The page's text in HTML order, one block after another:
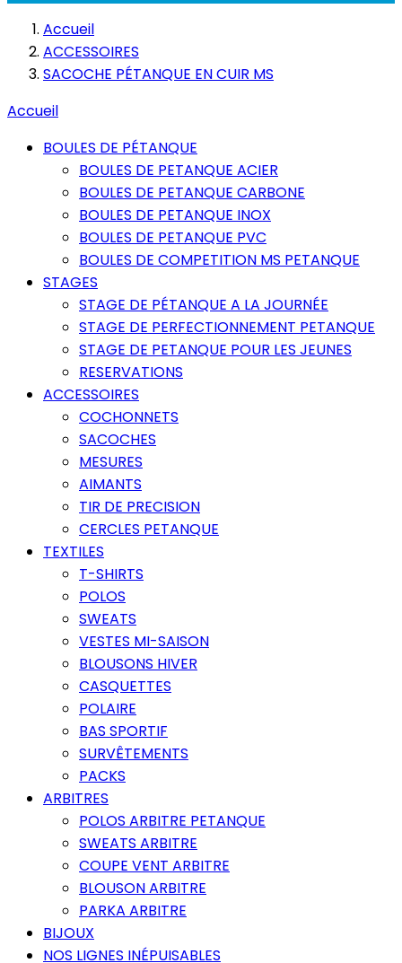
Accueil
ACCESSOIRES
SACOCHE PÉTANQUE EN CUIR MS
Accueil
BOULES DE PÉTANQUE
BOULES DE PETANQUE ACIER
BOULES DE PETANQUE CARBONE
BOULES DE PETANQUE INOX
BOULES DE PETANQUE PVC
BOULES DE COMPETITION MS PETANQUE
STAGES
STAGE DE PÉTANQUE A LA JOURNÉE
STAGE DE PERFECTIONNEMENT PETANQUE
STAGE DE PETANQUE POUR LES JEUNES
RESERVATIONS
ACCESSOIRES
COCHONNETS
SACOCHES
MESURES
AIMANTS
TIR DE PRECISION
CERCLES PETANQUE
TEXTILES
T-SHIRTS
POLOS
SWEATS
VESTES MI-SAISON
BLOUSONS HIVER
CASQUETTES
POLAIRE
BAS SPORTIF
SURVÊTEMENTS
PACKS
ARBITRES
POLOS ARBITRE PETANQUE
SWEATS ARBITRE
COUPE VENT ARBITRE
BLOUSON ARBITRE
PARKA ARBITRE
BIJOUX
NOS LIGNES INÉPUISABLES